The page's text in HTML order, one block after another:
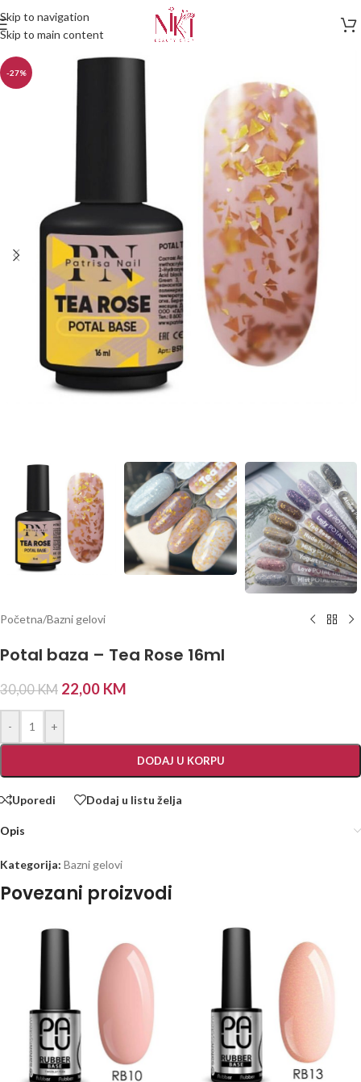
Skip to navigation
Skip to main content
-27%
Početna/Bazni gelovi
Potal baza – Tea Rose 16ml
30,00KM 22,00 KM
- +
DODAJ U KORPU
Uporedi Dodaj u listu želja
Opis
Kategorija: Bazni gelovi
Povezani proizvodi